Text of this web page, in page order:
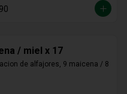
/ miel x 17
de alfajores, 9 maicena / 8